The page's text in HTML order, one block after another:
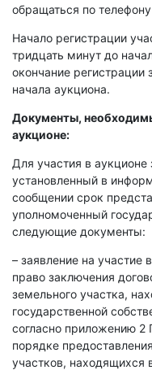
обращаться по
Начало регистрации
тридцать минут до
окончание регистрации
начала аукциона.
Документы,
аукционе:
Для участия в аукционе
установленный в
сообщении срок
уполномоченный
следующие документы:
– заявление на участие
право заключения
земельного участка,
государственной
согласно приложению 2
порядке
участков, находящихся